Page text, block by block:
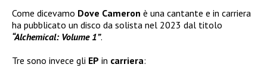
Come dicevamo Dove Cameron è una cantante e in carriera
ha pubblicato un disco da solista nel 2023 dal titolo
“Alchemical: Volume 1”.
Tre sono invece gli EP in carriera: